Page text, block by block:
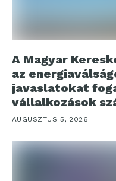
A Magyar
az
javaslatokat
vállalkozások
AUGUSZTUS 5, 2026